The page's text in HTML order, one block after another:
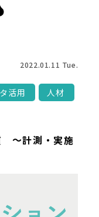
2022.01.11 Tue.
活用 人材
～計測・実施